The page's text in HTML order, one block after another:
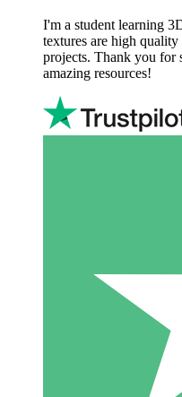
I'm a student learning
textures are high
projects. Thank you for
amazing resources!